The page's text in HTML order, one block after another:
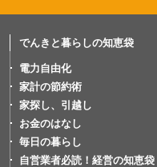
でんきと暮らしの知恵袋
電力自由化
家計の節約術
家探し、引越し
お金のはなし
毎日の暮らし
自営業者必読！経営の知恵袋